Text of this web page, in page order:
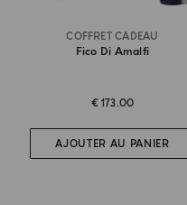
COFFRET CADEAU
Fico Di Amalfi
€ 173.00
AJOUTER AU PANIER